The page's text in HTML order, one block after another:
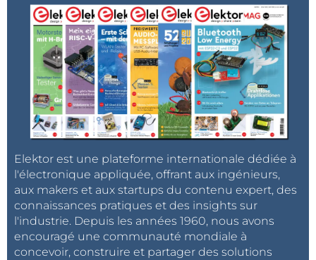
Elektor est une plateforme internationale dédiée à
l'électronique appliquée, offrant aux ingénieurs,
aux makers et aux startups du contenu expert, des
connaissances pratiques et des insights sur
l'industrie. Depuis les années 1960, nous avons
encouragé une communauté mondiale à
concevoir, construire et partager des solutions